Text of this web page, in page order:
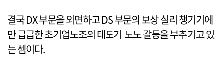
결국 DX 부문을 외면하고 DS 부문의 보상 실리 챙기기에
만 급급한 초기업노조의 태도가 노노 갈등을 부추기고 있
는 셈이다.